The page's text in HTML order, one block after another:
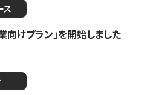
ス
けプラン」を開始しました